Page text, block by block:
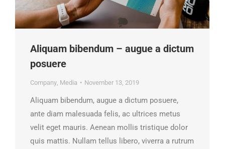
Aliquam bibendum – augue a dictum
posuere
Company Media November 13, 2019
Aliquam bibendum, augue a dictum posuere,
ante diam malesuada felis, ac ultrices metus
velit eget mauris. Aenean mollis tristique dolor
quis mattis. Nullam tellus libero, viverra a rutrum